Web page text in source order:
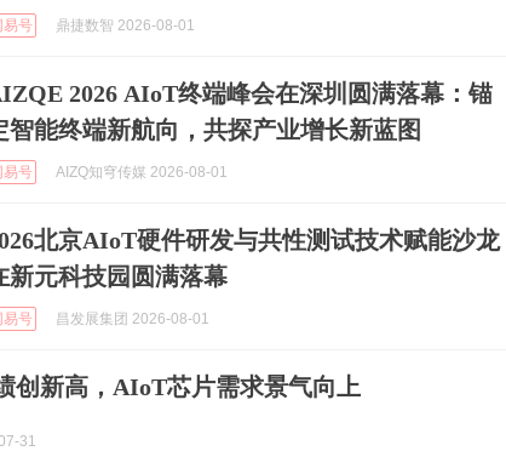
易号 鼎捷数智 2026-08-01
2026 AIoT终端峰会在深圳圆满落幕：锚
智能终端新航向，共探产业增长新蓝图
易号 AIZQ知穹传媒 2026-08-01
北京AIoT硬件研发与共性测试技术赋能沙龙
新元科技园圆满落幕
易号 昌发展集团 2026-08-01
创新高，AIoT芯片需求景气向上
31